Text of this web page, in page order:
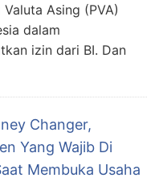
Asing (PVA)
dalam
izin dari BI. Dan
Changer,
Yang Wajib Di
Membuka Usaha